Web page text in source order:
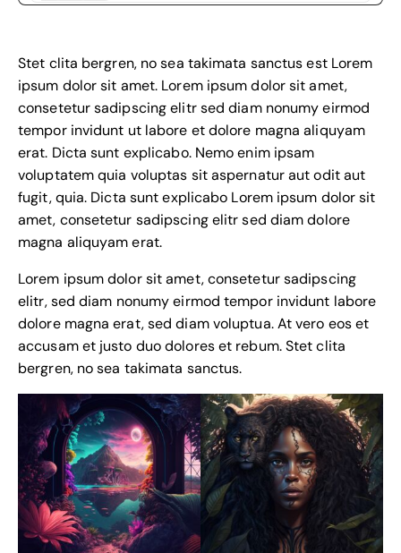
Stet clita bergren, no sea takimata sanctus est Lorem
ipsum dolor sit amet. Lorem ipsum dolor sit amet,
consetetur sadipscing elitr sed diam nonumy eirmod
tempor invidunt ut labore et dolore magna aliquyam
erat. Dicta sunt explicabo. Nemo enim ipsam
voluptatem quia voluptas sit aspernatur aut odit aut
fugit, quia. Dicta sunt explicabo Lorem ipsum dolor sit
amet, consetetur sadipscing elitr sed diam dolore
magna aliquyam erat.
Lorem ipsum dolor sit amet, consetetur sadipscing
elitr, sed diam nonumy eirmod tempor invidunt labore
dolore magna erat, sed diam voluptua. At vero eos et
accusam et justo duo dolores et rebum. Stet clita
bergren, no sea takimata sanctus.